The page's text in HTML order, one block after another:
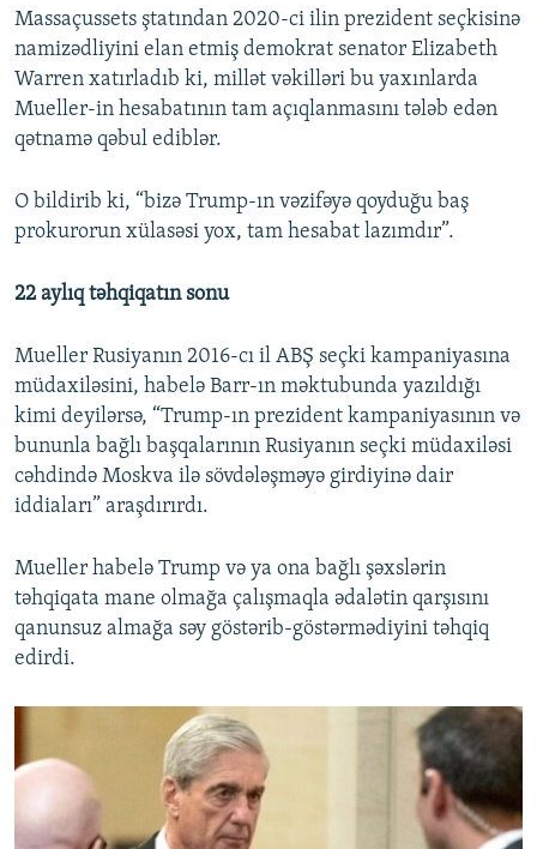
Massaçussets ştatından 2020-ci ilin prezident seçkisinə
namizədliyini elan etmiş demokrat senator Elizabeth
Warren xatırladıb ki, millət vəkilləri bu yaxınlarda
Mueller-in hesabatının tam açıqlanmasını tələb edən
qətnamə qəbul ediblər.
O bildirib ki, “bizə Trump-ın vəzifəyə qoyduğu baş
prokurorun xülasəsi yox, tam hesabat lazımdır”.
22 aylıq təhqiqatın sonu
Mueller Rusiyanın 2016-cı il ABŞ seçki kampaniyasına
müdaxiləsini, habelə Barr-ın məktubunda yazıldığı
kimi deyilərsə, “Trump-ın prezident kampaniyasının və
bununla bağlı başqalarının Rusiyanın seçki müdaxiləsi
cəhdində Moskva ilə sövdələşməyə girdiyinə dair
iddiaları” araşdırırdı.
Mueller habelə Trump və ya ona bağlı şəxslərin
təhqiqata mane olmağa çalışmaqla ədalətin qarşısını
qanunsuz almağa səy göstərib-göstərmədiyini təhqiq
edirdi.